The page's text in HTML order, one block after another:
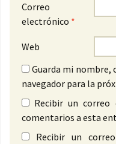
Correo
electrónico *
Web
Guarda mi nombre,
navegador para la
Recibir un correo
comentarios a esta
Recibir un